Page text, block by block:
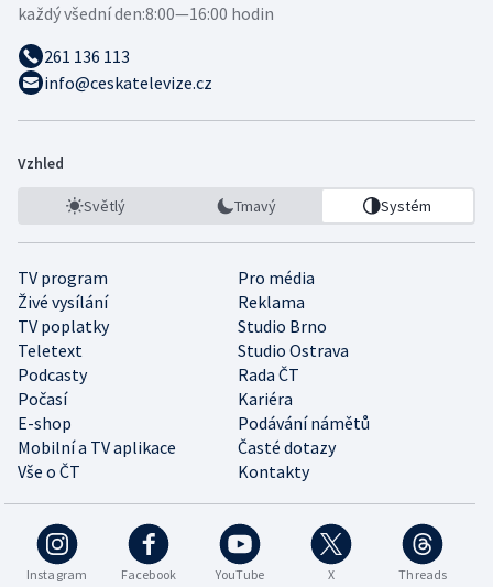
každý všední den:8:00—16:00 hodin
261 136 113
info@ceskatelevize.cz
Vzhled
Světlý Tmavý Systém
TV program
Pro média
Živé vysílání
Reklama
TV poplatky
Studio Brno
Teletext
Studio Ostrava
Podcasty
Rada ČT
Počasí
Kariéra
E-shop
Podávání námětů
Mobilní a TV aplikace
Časté dotazy
Vše o ČT
Kontakty
Instagram Facebook YouTube X Threads